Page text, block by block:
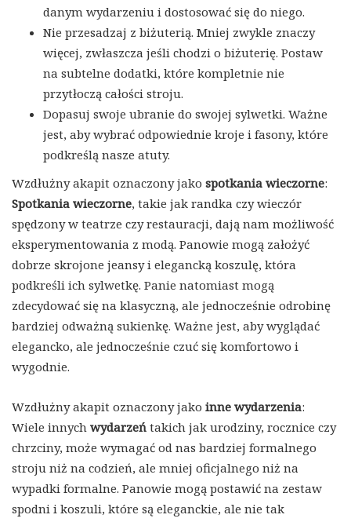
danym wydarzeniu i dostosować się do niego.
Nie przesadzaj z biżuterią. Mniej zwykle znaczy
więcej, zwłaszcza jeśli chodzi o biżuterię. Postaw
na subtelne dodatki, które kompletnie nie
przytłoczą całości stroju.
Dopasuj swoje ubranie do swojej sylwetki. Ważne
jest, aby wybrać odpowiednie kroje i fasony, które
podkreślą nasze atuty.
Wzdłużny akapit oznaczony jako spotkania wieczorne:
Spotkania wieczorne, takie jak randka czy wieczór
spędzony w teatrze czy restauracji, dają nam możliwość
eksperymentowania z modą. Panowie mogą założyć
dobrze skrojone jeansy i elegancką koszulę, która
podkreśli ich sylwetkę. Panie natomiast mogą
zdecydować się na klasyczną, ale jednocześnie odrobinę
bardziej odważną sukienkę. Ważne jest, aby wyglądać
elegancko, ale jednocześnie czuć się komfortowo i
wygodnie.
Wzdłużny akapit oznaczony jako inne wydarzenia:
Wiele innych wydarzeń takich jak urodziny, rocznice czy
chrzciny, może wymagać od nas bardziej formalnego
stroju niż na codzień, ale mniej oficjalnego niż na
wypadki formalne. Panowie mogą postawić na zestaw
spodni i koszuli, które są eleganckie, ale nie tak